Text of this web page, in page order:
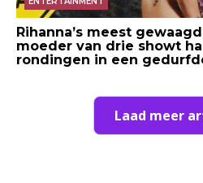
Rihanna’s meest
moeder van drie showt
rondingen in een
Laad meer